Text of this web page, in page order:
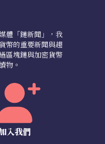
體「鏈新聞」，我
幣的重要新聞與趨
區塊鏈與加密貨幣
物。
入我們